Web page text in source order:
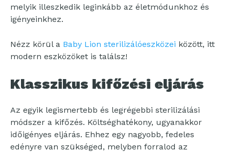
melyik illeszkedik leginkább az életmódunkhoz és
igényeinkhez.
Nézz körül a Baby Lion sterilizálóeszközei között, itt
modern eszközöket is találsz!
Klasszikus kifőzési eljárás
Az egyik legismertebb és legrégebbi sterilizálási
módszer a kifőzés. Költséghatékony, ugyanakkor
időigényes eljárás. Ehhez egy nagyobb, fedeles
edényre van szükséged, melyben forralod az